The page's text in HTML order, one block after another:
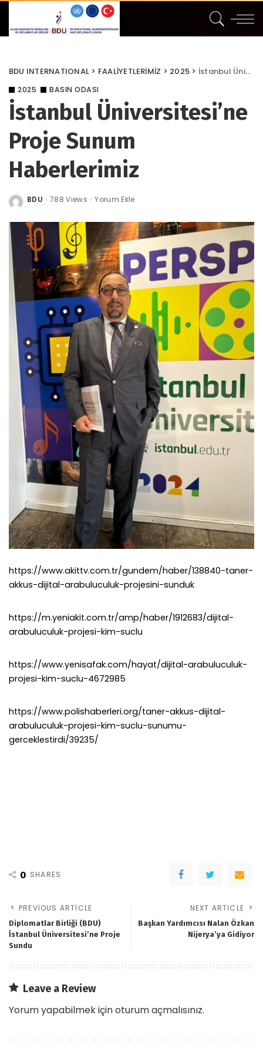
BDU INTERNATIONAL > FAALİYETLERİMİZ > 2025 > İstanbul Üniversitesi’ne Proje Sunum Haberlerimiz
2025 BASIN ODASI
İstanbul Üniversitesi’ne
Proje Sunum
Haberlerimiz
Posted
BDU 788 Views Yorum Ekle
https://www.akittv.com.tr/gundem/haber/138840-taner-
akkus-dijital-arabuluculuk-projesini-sunduk
https://m.yeniakit.com.tr/amp/haber/1912683/dijital-
arabuluculuk-projesi-kim-suclu
https://www.yenisafak.com/hayat/dijital-arabuluculuk-
projesi-kim-suclu-4672985
https://www.polishaberleri.org/taner-akkus-dijital-
arabuluculuk-projesi-kim-suclu-sunumu-
gerceklestirdi/39235/
0 SHARES
PREVIOUS ARTICLE
Diplomatlar Birliği (BDU)
İstanbul Üniversitesi’ne Proje
Sundu
NEXT ARTICLE
Başkan Yardımcısı Nalan Özkan
Nijerya’ya Gidiyor
Leave a Review
Yorum yapabilmek içinoturum açmalısınız.